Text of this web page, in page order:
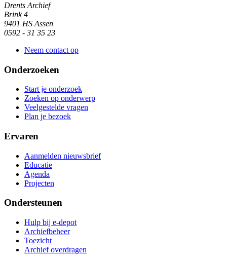
Drents Archief
Brink 4
9401 HS Assen
0592 - 31 35 23
Neem contact op
Onderzoeken
Start je onderzoek
Zoeken op onderwerp
Veelgestelde vragen
Plan je bezoek
Ervaren
Aanmelden nieuwsbrief
Educatie
Agenda
Projecten
Ondersteunen
Hulp bij e-depot
Archiefbeheer
Toezicht
Archief overdragen